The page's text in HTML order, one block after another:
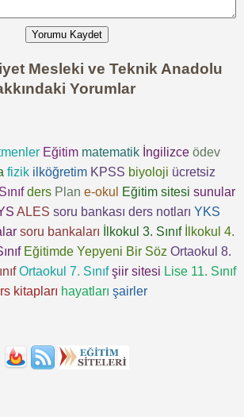
Yorumu Kaydet
Mesleki ve Teknik Anadolu
Yorumlar
Eğitim matematik İngilizce ödev
fizik ilköğretim KPSS biyoloji ücretsiz
ders Plan e-okul Eğitim sitesi sunular
ALES soru bankası ders notları YKS
soru bankaları İlkokul 3. Sınıf
İlkokul 4.
Eğitimde Yepyeni Bir Söz Ortaokul 8.
Ortaokul 7. Sınıf şiir sitesi Lise 11. Sınıf
kitapları hayatları şairler